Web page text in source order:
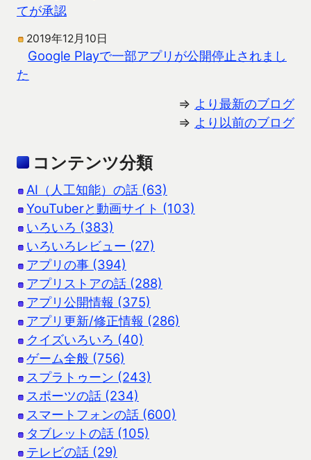
てが承認
2019年12月10日
Google Playで一部アプリが公開停止されまし
た
⇒ より最新のブログ
⇒ より以前のブログ
コンテンツ分類
AI（人工知能）の話 (63)
YouTuberと動画サイト (103)
いろいろ (383)
いろいろレビュー (27)
アプリの事 (394)
アプリストアの話 (288)
アプリ公開情報 (375)
アプリ更新/修正情報 (286)
クイズいろいろ (40)
ゲーム全般 (756)
スプラトゥーン (243)
スポーツの話 (234)
スマートフォンの話 (600)
タブレットの話 (105)
テレビの話 (29)